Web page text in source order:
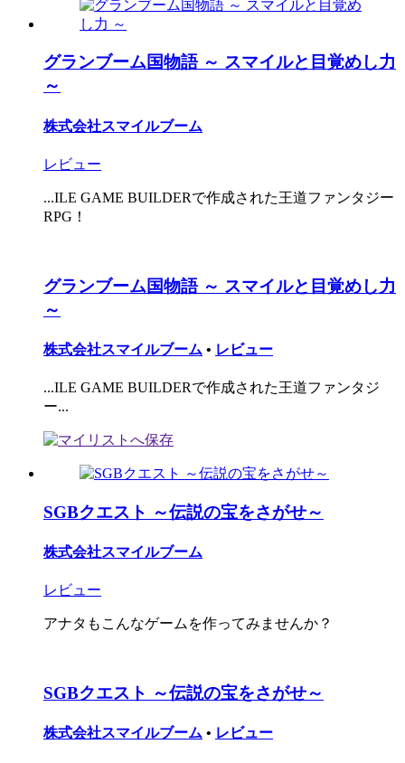
グランブーム国物語 ～ スマイルと目覚めし力
～
株式会社スマイルブーム
レビュー
...ILE GAME BUILDERで作成された王道ファンタジー
RPG！
グランブーム国物語 ～ スマイルと目覚めし力
～
株式会社スマイルブーム • レビュー
...ILE GAME BUILDERで作成された王道ファンタジ
ー...
SGBクエスト ～伝説の宝をさがせ～
株式会社スマイルブーム
レビュー
アナタもこんなゲームを作ってみませんか？
SGBクエスト ～伝説の宝をさがせ～
株式会社スマイルブーム • レビュー